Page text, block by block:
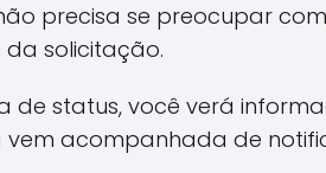
precisa se preocupar
da solicitação.
de status, você verá
acompanhada de